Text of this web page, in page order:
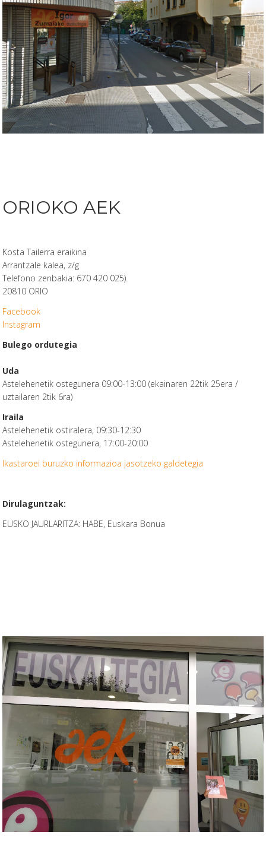
ORIOKO AEK
Kosta Tailerra eraikina
Arrantzale kalea, z/g
Telefono zenbakia: 670 420 025).
20810 ORIO
Facebook
Instagram
Bulego ordutegia
Uda
Astelehenetik ostegunera 09:00-13:00 (ekainaren 22tik 25era /
uztailaren 2tik 6ra)
Iraila
Astelehenetik ostiralera, 09:30-12:30
Astelehenetik ostegunera, 17:00-20:00
Ikastaroei buruzko informazioa jasotzeko galdetegia
Dirulaguntzak:
EUSKO JAURLARITZA: HABE, Euskara Bonua